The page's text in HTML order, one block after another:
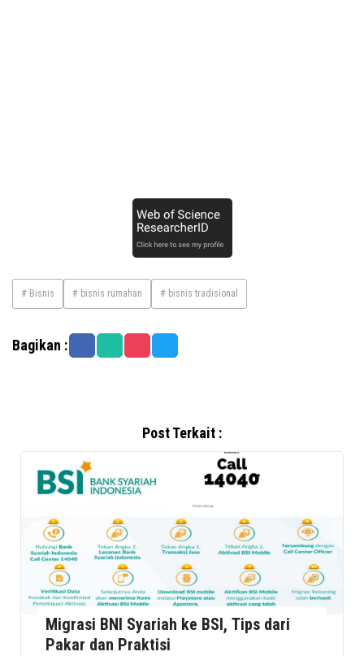
# Bisnis # bisnis rumahan # bisnis tradisional
Bagikan :
Post Terkait :
Migrasi BNI Syariah ke BSI, Tips dari
Pakar dan Praktisi